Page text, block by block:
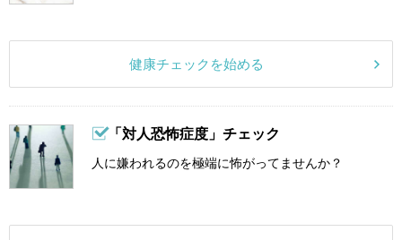
健康チェックを始める
「対人恐怖症度」チェック
人に嫌われるのを極端に怖がってませんか？